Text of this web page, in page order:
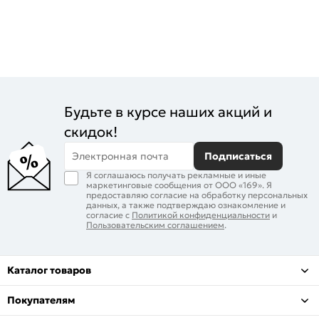
Будьте в курсе наших акций и
скидок!
Электронная почта Подписаться
Я соглашаюсь получать рекламные и иные
маркетинговые сообщения от ООО «169». Я
предоставляю согласие на обработку персональных
данных, а также подтверждаю ознакомление и
согласие с Политикой конфиденциальности и
Пользовательским соглашением.
Каталог товаров
Покупателям